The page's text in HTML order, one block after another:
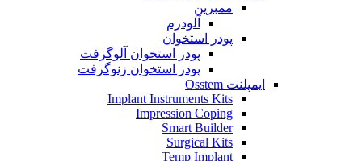
ممبرین
آلودرم
پودر استخوان
پودر استخوان آلوگرفت
پودر استخوان زنوگرفت
ایمپلنت Osstem
Implant Instruments Kits
Impression Coping
Smart Builder
Surgical Kits
Temp Implant